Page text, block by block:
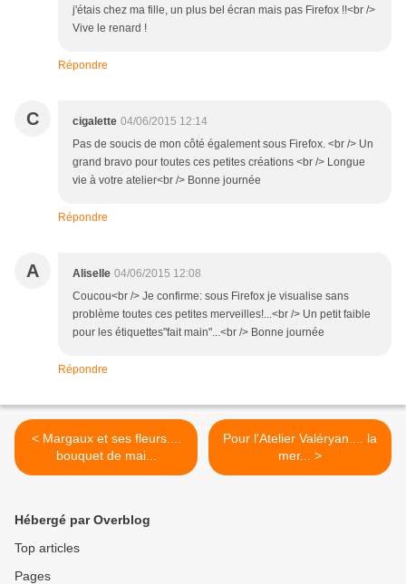
j'étais chez ma fille, un plus bel écran mais pas Firefox !!<br />
Vive le renard !
Répondre
C cigalette 04/06/2015 12:14
Pas de soucis de mon côté également sous Firefox. <br /> Un
grand bravo pour toutes ces petites créations <br /> Longue
vie à votre atelier<br /> Bonne journée
Répondre
A Aliselle 04/06/2015 12:08
Coucou<br /> Je confirme: sous Firefox je visualise sans
problème toutes ces petites merveilles!...<br /> Un petit faible
pour les étiquettes"fait main"...<br /> Bonne journée
Répondre
< Margaux et ses fleurs....
bouquet de mai...
Pour l'Atelier Valéryan.... la
mer... >
Hébergé par Overblog
Top articles
Pages